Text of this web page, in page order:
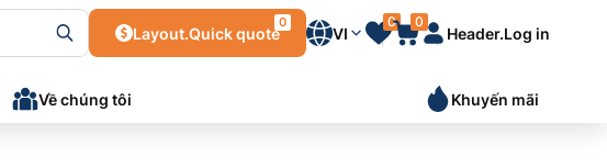
Layout.Quick quote
0
VI
0 0
Header.Log in
Về chúng tôi Khuyến mãi